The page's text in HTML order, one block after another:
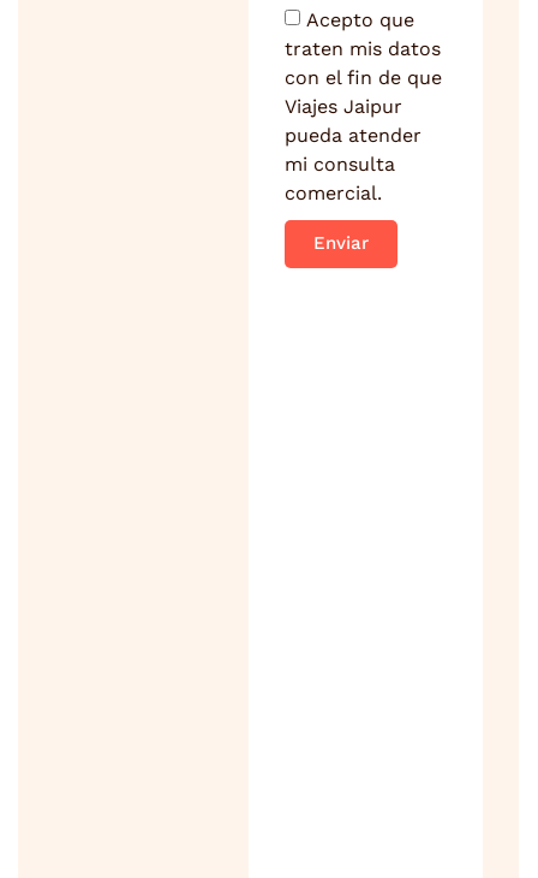
Acepto que
traten mis datos
con el fin de que
Viajes Jaipur
pueda atender
mi consulta
comercial.
Enviar